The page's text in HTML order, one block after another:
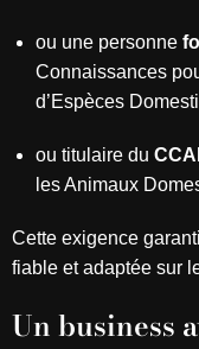
ou une personne
Connaissances
d’Espèces
ou titulaire du
les Animaux
Cette exigence
fiable et adaptée sur
Un business